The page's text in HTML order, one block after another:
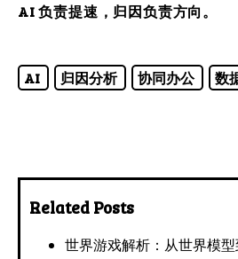
AI 负责提速，归因负责方向。
AI 归因分析 协同办公 数
Related Posts
世界游戏解析：从世界模